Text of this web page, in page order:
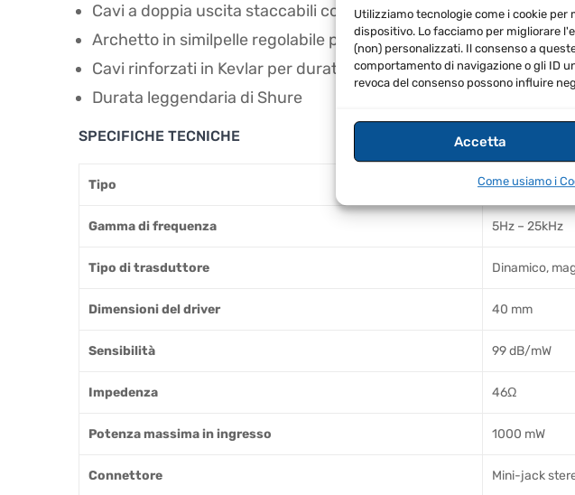
Utilizziamo tecnologie come i cookie
dispositivo. Lo facciamo per migliorare
(non) personalizzati. Il consenso a
comportamento di navigazione o gli ID
revoca del consenso possono influire
Accetta
Come usiamo i
Cavi a doppia uscita staccabili con connettori magnetici
Archetto in similpelle regolabile per comfort prolungato
Cavi rinforzati in Kevlar per durata superiore
Durata leggendaria di Shure
SPECIFICHE TECNICHE
Tipo chiuso,
Gamma di frequenza 5Hz – 25kHz
Tipo di trasduttore Dinamico,
Dimensioni del driver 40 mm
Sensibilità 99 dB/mW
Impedenza 46Ω
Potenza massima in ingresso 1000 mW
Connettore Mini-jack